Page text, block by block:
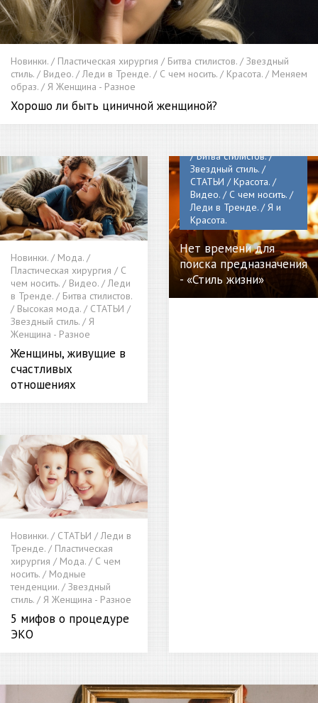
Новинки. / Пластическая хирургия / Битва стилистов. / Звездный
стиль. / Видео. / Леди в Тренде. / С чем носить. / Красота. / Меняем
образ. / Я Женщина - Разное
Хорошо ли быть циничной женщиной?
Новинки. / Мода. /
Пластическая хирургия / С
чем носить. / Видео. / Леди
в Тренде. / Битва стилистов.
/ Высокая мода. / СТАТЬИ /
Звездный стиль. / Я
Женщина - Разное
Женщины, живущие в
счастливых
отношениях
/ Битва стилистов. /
Звездный стиль. /
СТАТЬИ / Красота. /
Видео. / С чем носить. /
Леди в Тренде. / Я и
Красота.
Нет времени для
поиска предназначения
- «Стиль жизни»
Новинки. / СТАТЬИ / Леди в
Тренде. / Пластическая
хирургия / Мода. / С чем
носить. / Модные
тенденции. / Звездный
стиль. / Я Женщина - Разное
5 мифов о процедуре
ЭКО